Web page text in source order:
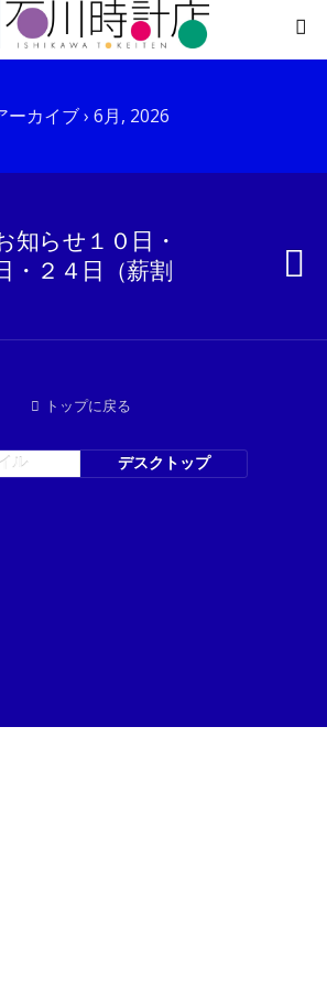
ーカイブ › 6月, 2026
知らせ１０日・
・２４日（薪割
トップに戻る
ル デスクトップ